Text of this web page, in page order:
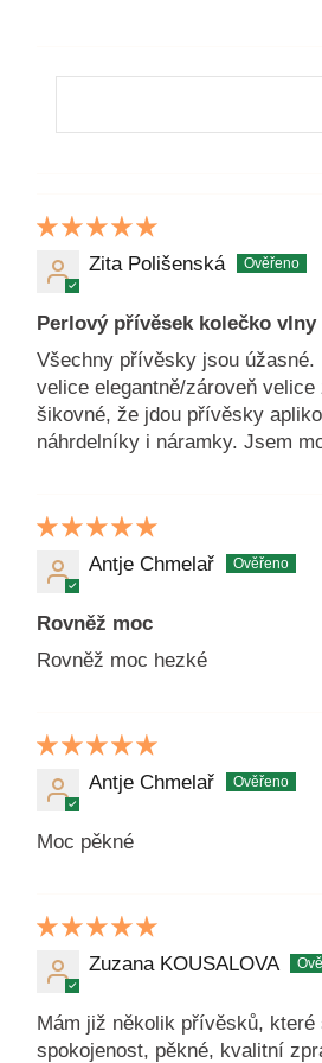
Zita Polišenská
Perlový přívěsek kolečko vlny
Všechny přívěsky jsou úžasné.
velice elegantně/zároveň
šikovné, že jdou přívěsky
náhrdelníky i náramky. Jsem
Antje Chmelař
Rovněž moc
Rovněž moc hezké
Antje Chmelař
Moc pěkné
Zuzana KOUSALOVA
Mám již několik přívěsků, které
spokojenost, pěkné, kvalitní